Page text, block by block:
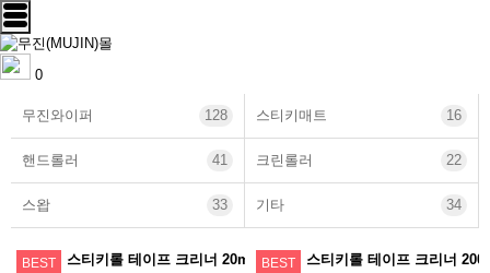
0
무진와이퍼 128 스티키매트 16
핸드롤러 41 크린롤러 22
스왑 33 기타 34
BEST BEST